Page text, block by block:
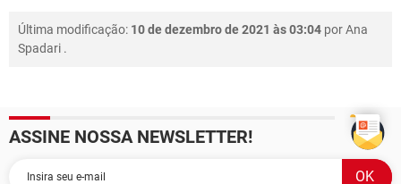
Última modificação: 10 de dezembro de 2021 às 03:04 porAna
Spadari .
ASSINE NOSSA NEWSLETTER!